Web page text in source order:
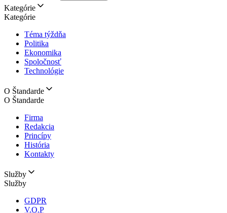
Kategórie
Kategórie
Téma týždňa
Politika
Ekonomika
Spoločnosť
Technológie
O Štandarde
O Štandarde
Firma
Redakcia
Princípy
História
Kontakty
Služby
Služby
GDPR
V.O.P